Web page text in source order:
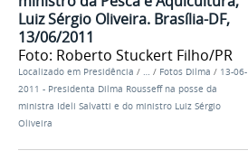
Luiz Sérgio Oliveira. Brasília-DF,
13/06/2011
Foto: Roberto Stuckert Filho/PR
Localizado em Presidência / … / Fotos Dilma / 13-06-
2011 - Presidenta Dilma Rousseff na posse da
ministra Ideli Salvatti e do ministro Luiz Sérgio
Oliveira